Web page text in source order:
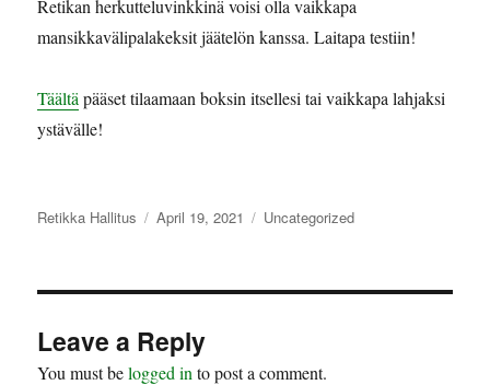
Retikan herkutteluvinkkinä voisi olla vaikkapa
mansikkavälipalakeksit jäätelön kanssa. Laitapa testiin!
Täältä pääset tilaamaan boksin itsellesi tai vaikkapa lahjaksi
ystävälle!
Author
Retikka Hallitus
Posted
April 19, 2021 Categories
Uncategorized
Leave a Reply
You must belogged in to post a comment.